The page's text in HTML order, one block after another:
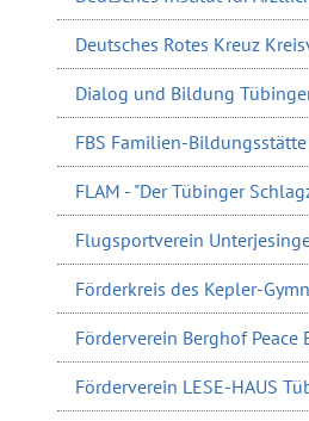
Deutsches Rotes Kreuz
Dialog und Bildung
FBS Familien-Bildungsstätte
FLAM - "Der Tübinger
Flugsportverein
Förderkreis des Kepler-
Förderverein Berghof
Förderverein LESE-HAUS